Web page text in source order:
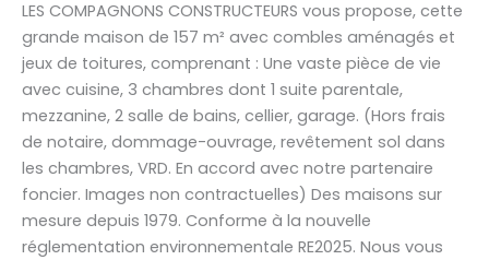
LES COMPAGNONS CONSTRUCTEURS vous propose, cette
grande maison de 157 m² avec combles aménagés et
jeux de toitures, comprenant : Une vaste pièce de vie
avec cuisine, 3 chambres dont 1 suite parentale,
mezzanine, 2 salle de bains, cellier, garage. (Hors frais
de notaire, dommage-ouvrage, revêtement sol dans
les chambres, VRD. En accord avec notre partenaire
foncier. Images non contractuelles) Des maisons sur
mesure depuis 1979. Conforme à la nouvelle
réglementation environnementale RE2025. Nous vous